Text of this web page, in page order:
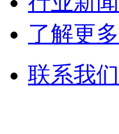
了解更多
联系我们